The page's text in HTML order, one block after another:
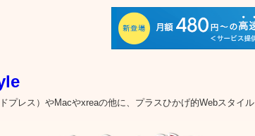
プレス）やMacやxreaの他に、プラスひかげ的Webスタイル